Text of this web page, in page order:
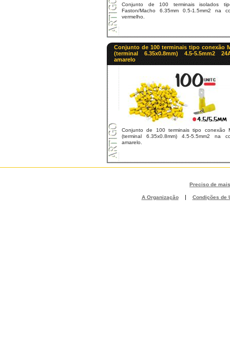
Conjunto de 100 terminais isolados
Faston/Macho 6.35mm 0.5-1.5mm2 na
vermelho.
Conjunto de 100 terminais tipo conexão
(terminal 6.35x0.8mm) 4.5-5.5mm2
amarelo
Conjunto de 100 terminais tipo conexão
(terminal 6.35x0.8mm) 4.5-5.5mm2 na
amarelo.
Preciso de
A Organização | Condições de